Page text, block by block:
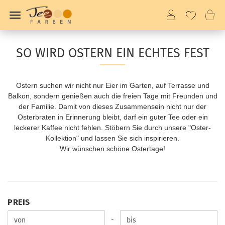
SO WIRD OSTERN EIN ECHTES FEST
Ostern suchen wir nicht nur Eier im Garten, auf Terrasse und
Balkon, sondern genießen auch die freien Tage mit Freunden und
der Familie. Damit von dieses Zusammensein nicht nur der
Osterbraten in Erinnerung bleibt, darf ein guter Tee oder ein
leckerer Kaffee nicht fehlen. Stöbern Sie durch unsere "Oster-
Kollektion" und lassen Sie sich inspirieren.
Wir wünschen schöne Ostertage!
PREIS
PREIS
Preis bis -